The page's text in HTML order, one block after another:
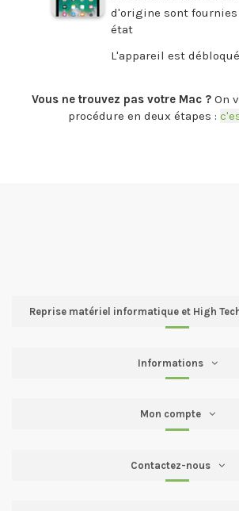
d'origine sont fournies
état
L'appareil est débloqué
Vous ne trouvez pas votre Mac ?On
procédure en deux étapes :
Reprise matériel informatique et High
Informations
Mon compte
Contactez-nous